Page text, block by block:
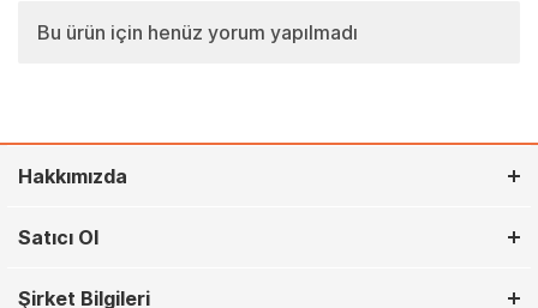
Bu ürün için henüz yorum yapılmadı
Hakkımızda
Satıcı Ol
Şirket Bilgileri